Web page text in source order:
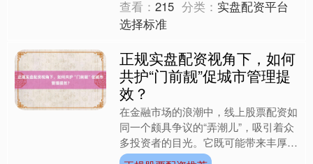
查看：215 分类： 实盘配资平台
选择标准
正规实盘配资视角下，如何
共护“门前靓”促城市管理提
效？
在金融市场的浪潮中，线上股票配资如
同一个颇具争议的“弄潮儿”，吸引着众
多投资者的目光。它既可能带来丰厚的
收益，也可能让投资者陷入万劫不复的